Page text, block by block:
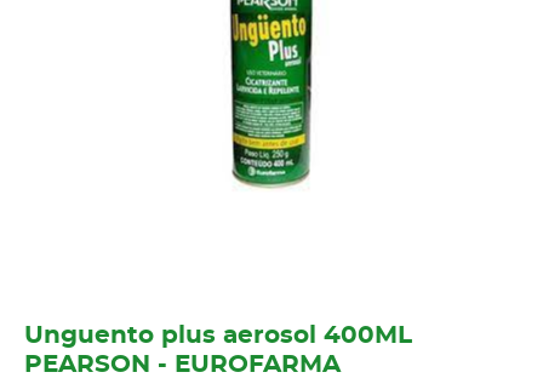
Unguento plus aerosol 400ML
PEARSON - EUROFARMA